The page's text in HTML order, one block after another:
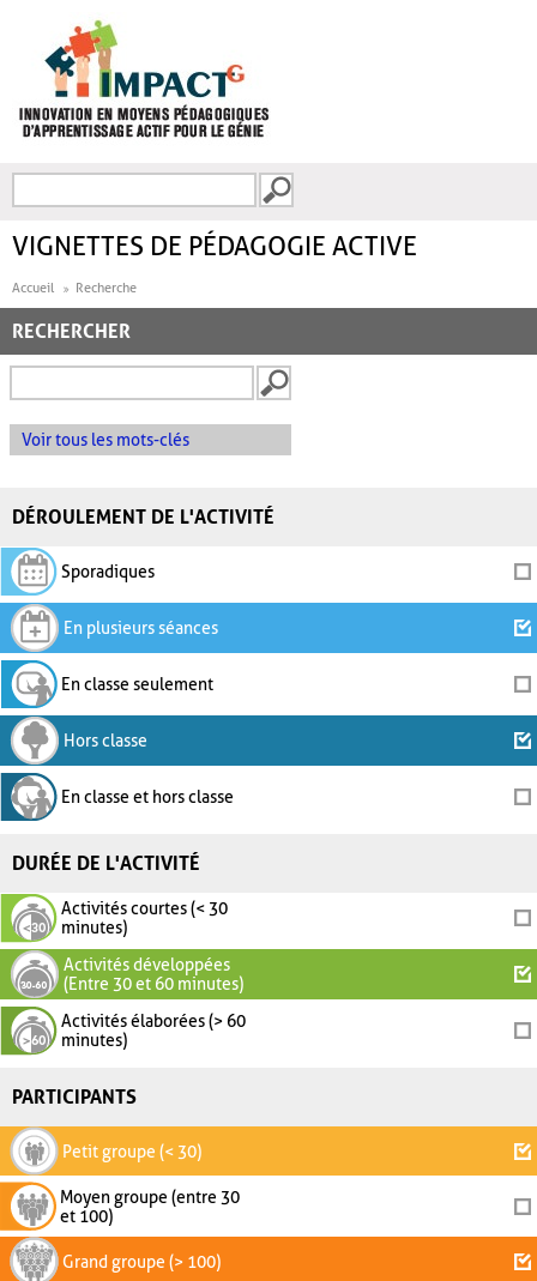
FORMULAIRE DE
VIGNETTES DE PÉDAGOGIE ACTIVE
Accueil Recherche
RECHERCHER
Voir tous les mots-clés
DÉROULEMENT DE L'ACTIVITÉ
Sporadiques
En plusieurs séances
En classe seulement
Hors classe
En classe et hors classe
DURÉE DE L'ACTIVITÉ
Activités courtes (< 30
minutes)
Activités développées
(Entre 30 et 60 minutes)
Activités élaborées (> 60
minutes)
PARTICIPANTS
Petit groupe (< 30)
Moyen groupe (entre 30
et 100)
Grand groupe (> 100)